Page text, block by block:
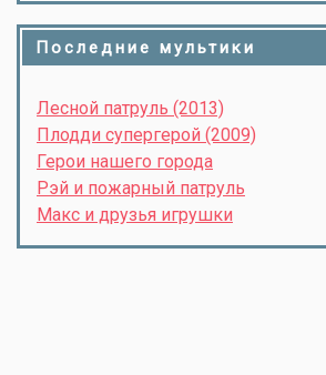
Последние мультики
Лесной патруль (2013)
Плодди супергерой (2009)
Герои нашего города
Рэй и пожарный патруль
Макс и друзья игрушки